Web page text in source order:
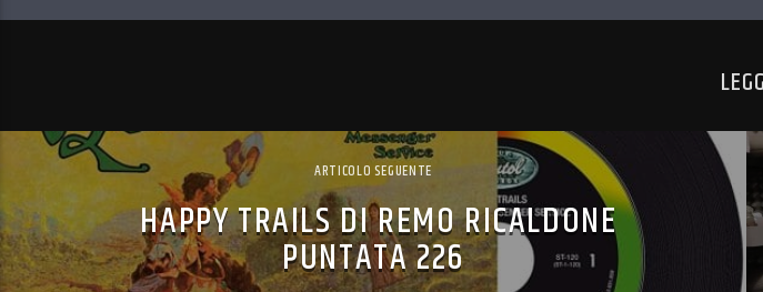
ARTICOLO SEGUENTE
HAPPY TRAILS DI REMO RICALDONE
PUNTATA 226